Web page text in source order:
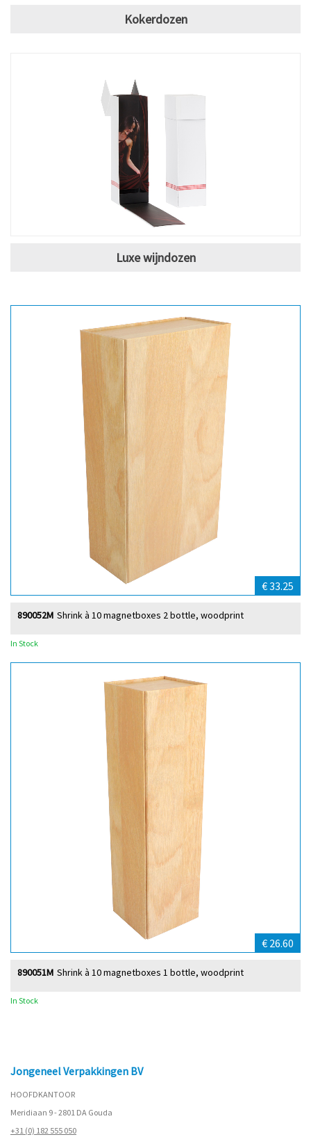
Kokerdozen
Luxe wijndozen
€ 33.25
Shrink à 10 magnetboxes 2 bottle, woodprint
890052M
In Stock
€ 26.60
Shrink à 10 magnetboxes 1 bottle, woodprint
890051M
In Stock
Jongeneel Verpakkingen BV
HOOFDKANTOOR
Meridiaan 9 - 2801 DA Gouda
+31 (0) 182 555 050